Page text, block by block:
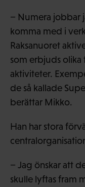
− Numera jobbar
komma med i
Raksanuoret
som erbjuds olika
aktiviteter.
de så kallade
berättar Mikko.
Han har stora
− Jag önskar att
skulle lyftas fram